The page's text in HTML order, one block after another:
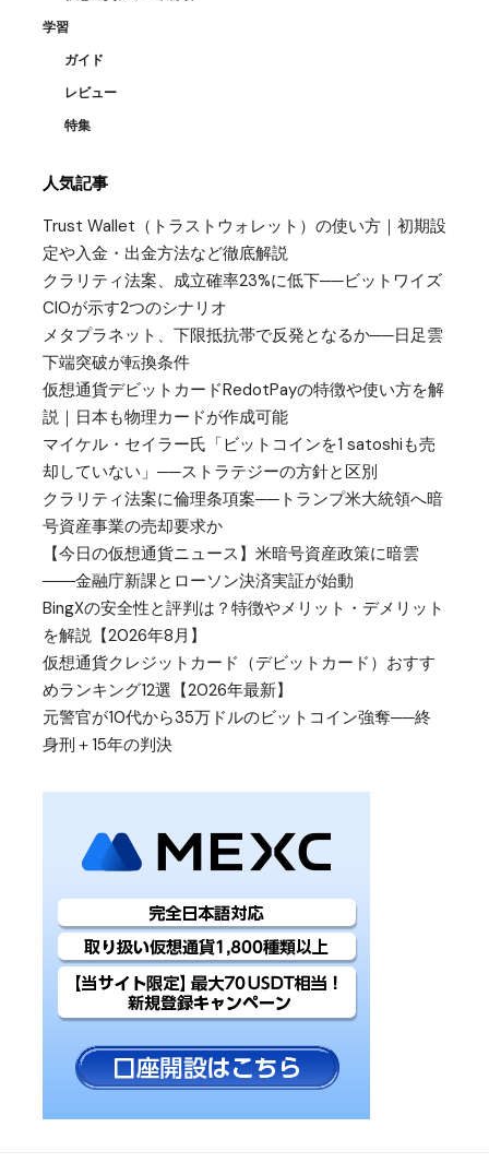
学習
ガイド
レビュー
特集
人気記事
Trust Wallet（トラストウォレット）の使い方｜初期設
定や入金・出金方法など徹底解説
クラリティ法案、成立確率23%に低下──ビットワイズ
CIOが示す2つのシナリオ
メタプラネット、下限抵抗帯で反発となるか──日足雲
下端突破が転換条件
仮想通貨デビットカードRedotPayの特徴や使い方を解
説｜日本も物理カードが作成可能
マイケル・セイラー氏「ビットコインを1 satoshiも売
却していない」──ストラテジーの方針と区別
クラリティ法案に倫理条項案──トランプ米大統領へ暗
号資産事業の売却要求か
【今日の仮想通貨ニュース】米暗号資産政策に暗雲
――金融庁新課とローソン決済実証が始動
BingXの安全性と評判は？特徴やメリット・デメリット
を解説【2026年8月】
仮想通貨クレジットカード（デビットカード）おすす
めランキング12選【2026年最新】
元警官が10代から35万ドルのビットコイン強奪──終
身刑＋15年の判決